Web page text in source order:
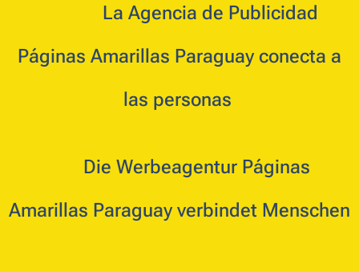
La Agencia de Publicidad
Páginas Amarillas Paraguay conecta a
las personas
Die Werbeagentur Páginas
Amarillas Paraguay verbindet Menschen